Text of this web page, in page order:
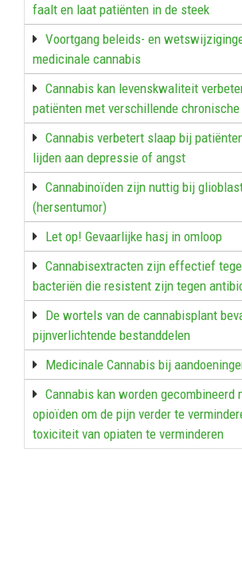
faalt en laat patiënten in de steek
Voortgang beleids- en
medicinale cannabis
Cannabis kan levenskwaliteit
patiënten met verschillende
Cannabis verbetert slaap bij
lijden aan depressie of angst
Cannabinoïden zijn nuttig bij
(hersentumor)
Let op! Gevaarlijke hasj in omloop
Cannabisextracten zijn effectief
bacteriën die resistent zijn tegen
De wortels van de cannabisplant
pijnverlichtende bestanddelen
Medicinale Cannabis bij
Cannabis kan worden gecombineerd
opioïden om de pijn verder te
toxiciteit van opiaten te verminderen